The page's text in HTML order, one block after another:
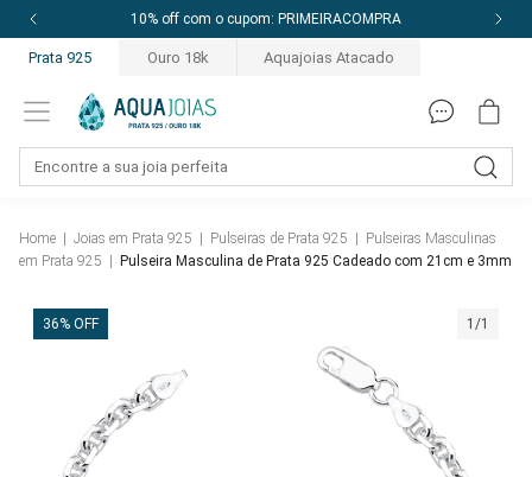
10% off com o cupom: PRIMEIRACOMPRA
Prata 925 Ouro 18k Aquajoias Atacado
Home Joias em Prata 925 Pulseiras de Prata 925
Pulseiras Masculinas
em Prata 925
Pulseira Masculina de Prata 925 Cadeado com 21cm e 3mm
36% OFF 1/1